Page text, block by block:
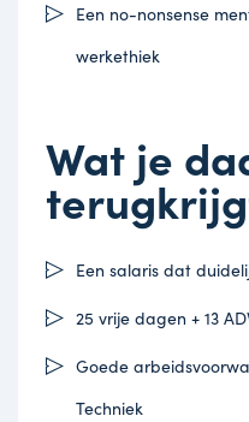
Een no-nonsense
werkethiek
Wat je
Een salaris dat
25 vrije dagen + 13
Goede
Techniek